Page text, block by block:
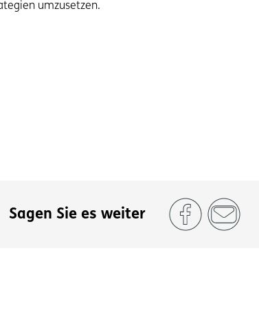
umzusetzen.
Sagen Sie es weiter